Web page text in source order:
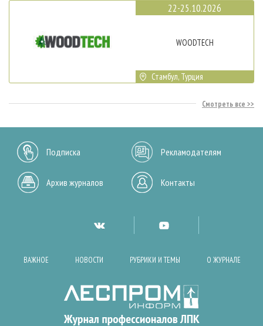
22-25.10.2026
WOODTECH
Стамбул, Турция
Смотреть все
Подписка Рекламодателям
Архив журналов Контакты
ВАЖНОЕ НОВОСТИ РУБРИКИ И ТЕМЫ О ЖУРНАЛЕ